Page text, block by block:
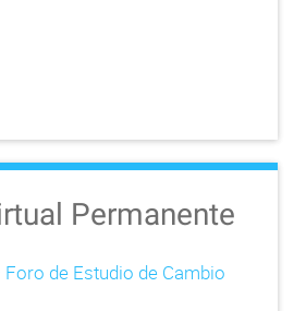
Permanente
de Estudio de Cambio